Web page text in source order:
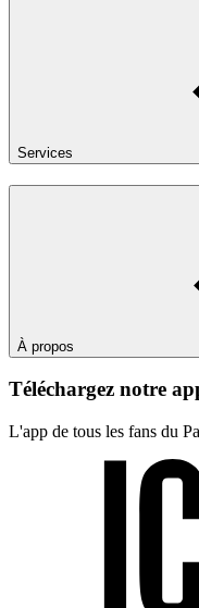
Services
À propos
Téléchargez notre
L'app de tous les fans du